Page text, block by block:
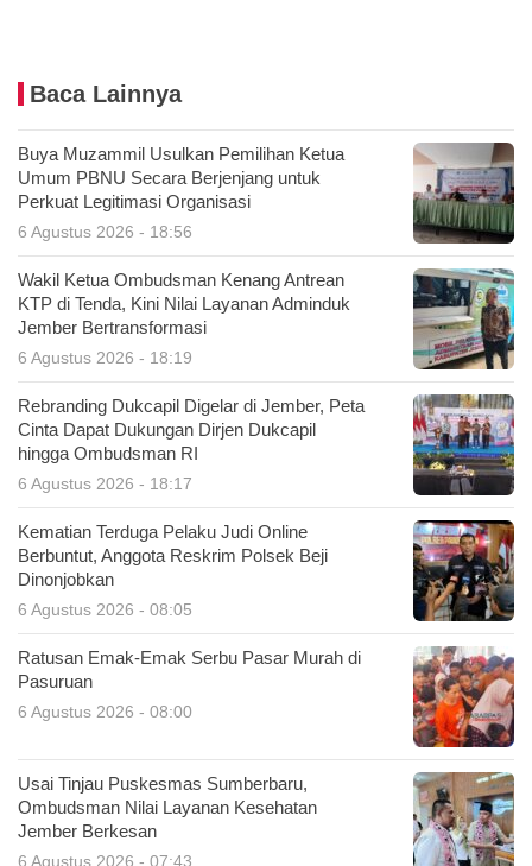
Baca Lainnya
Buya Muzammil Usulkan Pemilihan Ketua
Umum PBNU Secara Berjenjang untuk
Perkuat Legitimasi Organisasi
6 Agustus 2026 - 18:56
Wakil Ketua Ombudsman Kenang Antrean
KTP di Tenda, Kini Nilai Layanan Adminduk
Jember Bertransformasi
6 Agustus 2026 - 18:19
Rebranding Dukcapil Digelar di Jember, Peta
Cinta Dapat Dukungan Dirjen Dukcapil
hingga Ombudsman RI
6 Agustus 2026 - 18:17
Kematian Terduga Pelaku Judi Online
Berbuntut, Anggota Reskrim Polsek Beji
Dinonjobkan
6 Agustus 2026 - 08:05
Ratusan Emak-Emak Serbu Pasar Murah di
Pasuruan
6 Agustus 2026 - 08:00
Usai Tinjau Puskesmas Sumberbaru,
Ombudsman Nilai Layanan Kesehatan
Jember Berkesan
6 Agustus 2026 - 07:43